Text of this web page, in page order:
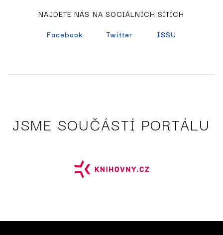
NAJDETE NÁS NA SOCIÁLNÍCH SÍTÍCH
Facebook
Twitter ISSU
JSME SOUČÁSTÍ PORTÁLU